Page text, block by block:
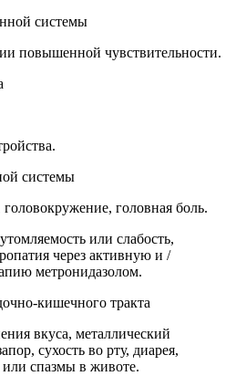
системы
повышенной чувствительности.
системы
головокружение, головная боль.
или слабость,
через активную и /
метронидазолом.
кишечного тракта
вкуса, металлический
сухость во рту, диарея,
или спазмы в животе.